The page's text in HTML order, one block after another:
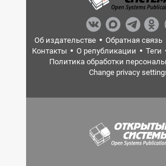
Об издательстве Обратная связь
Контакты
О републикации Теги
Политика обработки
Change privacy